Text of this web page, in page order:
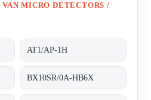
MICRO DETECTORS /
AT1/AP-1H
BX10SR/0A-HB6X